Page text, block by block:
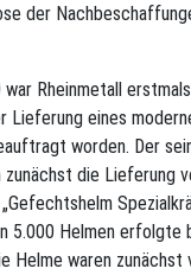
der
Rheinmetall
Lieferung eines
worden. Der
zunächst die Lieferung
5.000 Helmen erfolgte
Helme waren zunächst